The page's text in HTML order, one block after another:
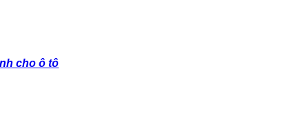
cho ô tô